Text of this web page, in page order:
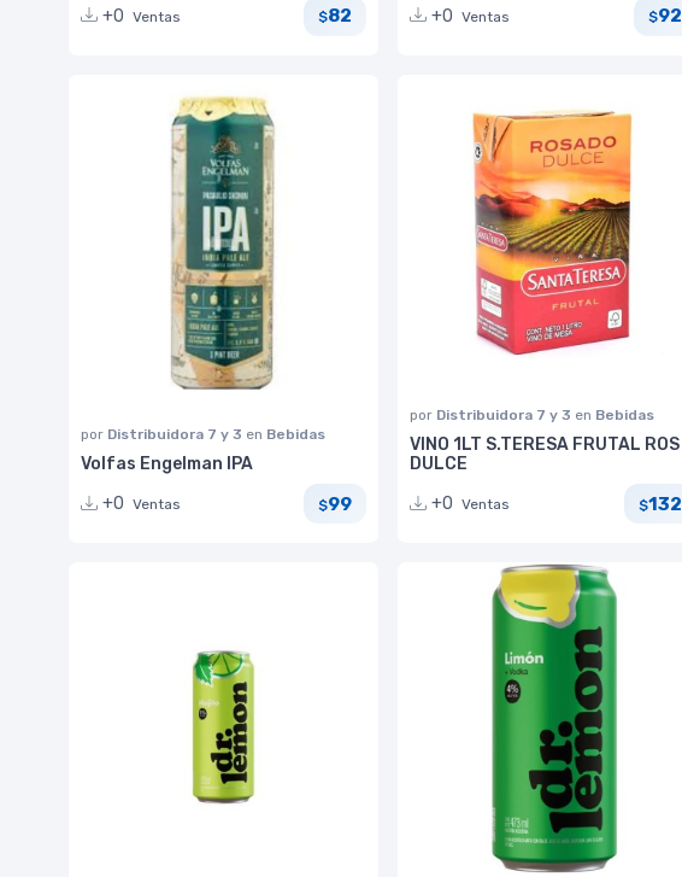
+0 Ventas $82
+0 Ventas $92
por Distribuidora 7 y 3 en Bebidas
Volfas Engelman IPA
+0 Ventas $99
por Distribuidora 7 y 3 en Bebidas
VINO 1LT S.TERESA FRUTAL ROS
DULCE
+0 Ventas $132